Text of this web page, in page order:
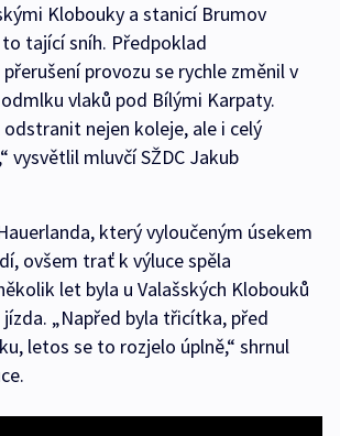
Klobouky a stanicí Brumov
tající sníh. Předpoklad
provozu se rychle změnil v
vlaků pod Bílými Karpaty.
nejen koleje, ale i celý
vysvětlil mluvčí SŽDC Jakub
který vyloučeným úsekem
ovšem trať k výluce spěla
let byla u Valašských Klobouků
„Napřed byla třicítka, před
letos se to rozjelo úplně,“ shrnul